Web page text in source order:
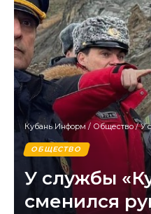
Кубань Информ / Общество/У
ОБЩЕСТВО
У службы
сменился